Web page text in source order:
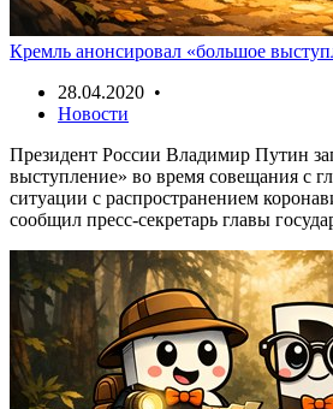
Кремль анонсировал «большое
28.04.2020 •
Новости
Президент России Владимир Путин
выступление» во время совещания с
ситуации с распространением
сообщил пресс-секретарь главы